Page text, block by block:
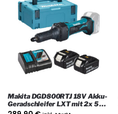
Makita DGD800RTJ 18V Akku-
Geradschleifer LXT mit 2x 5 Ah
Akkus, Ladegerät und Koffer